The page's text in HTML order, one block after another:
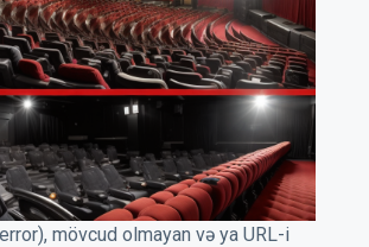
mövcud olmayan və ya URL-i